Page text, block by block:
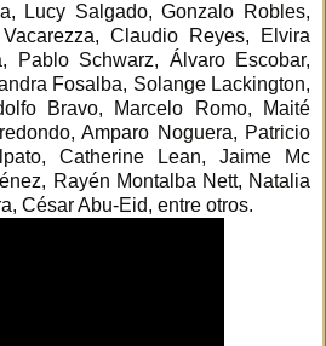
Lucy Salgado, Gonzalo Robles,
Claudio Reyes, Elvira
Pablo Schwarz, Álvaro Escobar,
Fosalba, Solange Lackington,
Bravo, Marcelo Romo, Maité
Amparo Noguera, Patricio
Catherine Lean, Jaime Mc
Rayén Montalba Nett, Natalia
César Abu-Eid, entre otros.